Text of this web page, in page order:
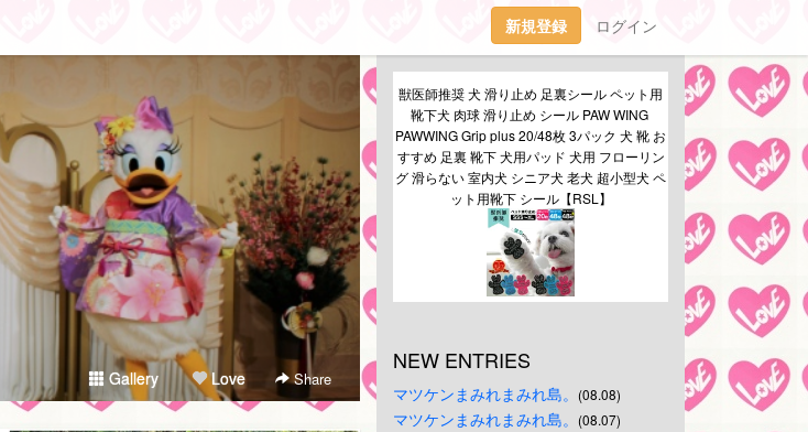
新規登録 ログイン
Gallery Love Share
獣医師推奨 犬 滑り止め 足裏シール ペット用
靴下犬 肉球 滑り止め シール PAW WING
PAWWING Grip plus 20/48枚 3パック 犬 靴 お
すすめ 足裏 靴下 犬用パッド 犬用 フローリン
グ 滑らない 室内犬 シニア犬 老犬 超小型犬 ペ
ット用靴下 シール【RSL】
NEW ENTRIES
マツケンまみれまみれ島。 (08.08)
マツケンまみれまみれ島。 (08.07)